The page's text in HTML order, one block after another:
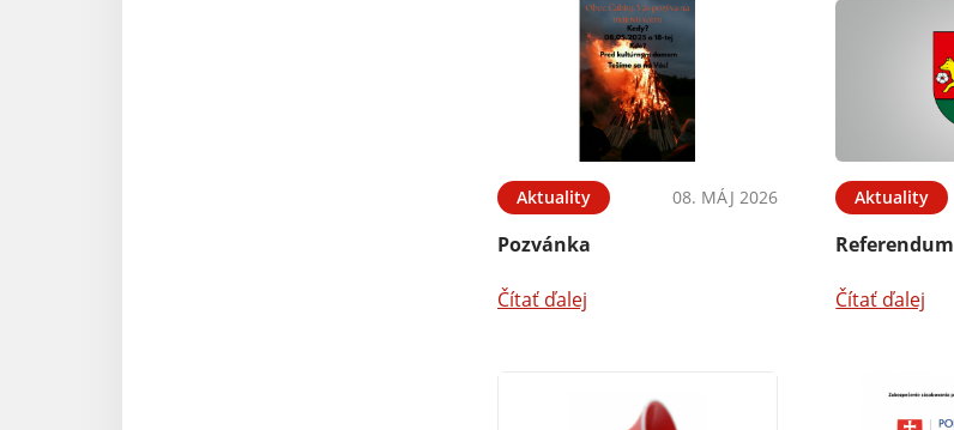
Aktuality 08. MÁJ 2026
Pozvánka
Čítať ďalej
Aktuality
Referendum
Čítať ďalej